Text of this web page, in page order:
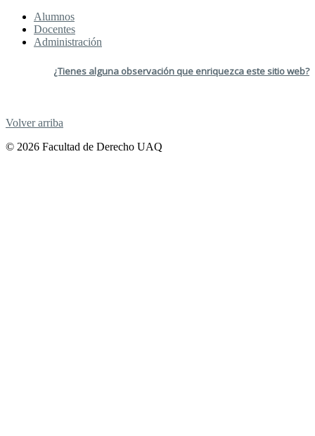
Alumnos
Docentes
Administración
¿Tienes alguna observación que enriquezca este sitio web?
Volver arriba
© 2026 Facultad de Derecho UAQ